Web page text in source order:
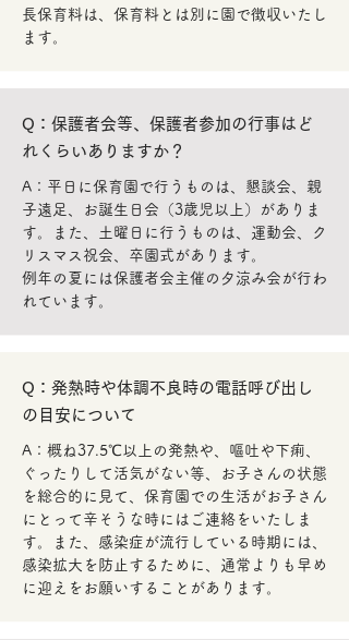
長保育料は、保育料とは別に園で徴収いたし
ます。
Q：保護者会等、保護者参加の行事はど
れくらいありますか？
A：平日に保育園で行うものは、懇談会、親
子遠足、お誕生日会（3歳児以上）がありま
す。また、土曜日に行うものは、運動会、ク
リスマス祝会、卒園式があります。
例年の夏には保護者会主催の夕涼み会が行わ
れています。
Q：発熱時や体調不良時の電話呼び出し
の目安について
A：概ね37.5℃以上の発熱や、嘔吐や下痢、
ぐったりして活気がない等、お子さんの状態
を総合的に見て、保育園での生活がお子さん
にとって辛そうな時にはご連絡をいたしま
す。また、感染症が流行している時期には、
感染拡大を防止するために、通常よりも早め
に迎えをお願いすることがあります。